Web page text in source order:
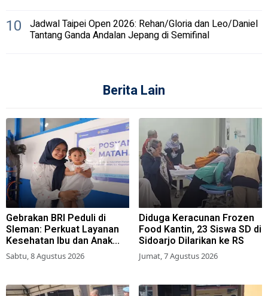
10 Jadwal Taipei Open 2026: Rehan/Gloria dan Leo/Daniel
Tantang Ganda Andalan Jepang di Semifinal
Berita Lain
Gebrakan BRI Peduli di
Sleman: Perkuat Layanan
Kesehatan Ibu dan Anak
Lewat Program Desa
Brilian 1000 HPK
Sabtu, 8 Agustus 2026
Diduga Keracunan Frozen
Food Kantin, 23 Siswa SD di
Sidoarjo Dilarikan ke RS
Jumat, 7 Agustus 2026